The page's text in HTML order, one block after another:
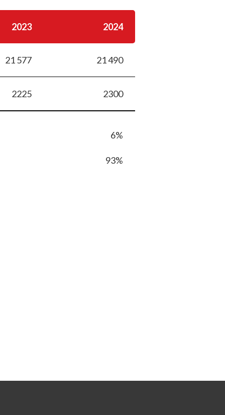
2023 2024
21 577 21 490
2225 2300
6%
93%